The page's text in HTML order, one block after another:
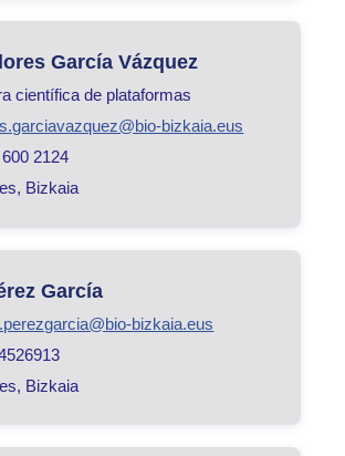
García Vázquez
científica de plataformas
bizkaia.eus
2124
Bizkaia
García
bizkaia.eus
Bizkaia